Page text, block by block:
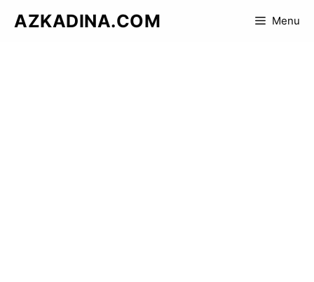
AZKADINA.COM Menu